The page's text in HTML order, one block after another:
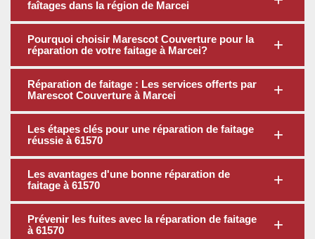
faîtages dans la région de Marcei
Pourquoi choisir Marescot Couverture pour la
réparation de votre faitage à Marcei?
Réparation de faitage : Les services offerts par
Marescot Couverture à Marcei
Les étapes clés pour une réparation de faitage
réussie à 61570
Les avantages d'une bonne réparation de
faitage à 61570
Prévenir les fuites avec la réparation de faitage
à 61570